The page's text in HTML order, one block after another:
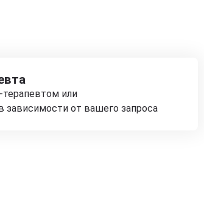
терапевтом или
зависимости от вашего запроса